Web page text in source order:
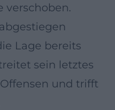
verschoben.
Lage bereits
sein letztes
und trifft